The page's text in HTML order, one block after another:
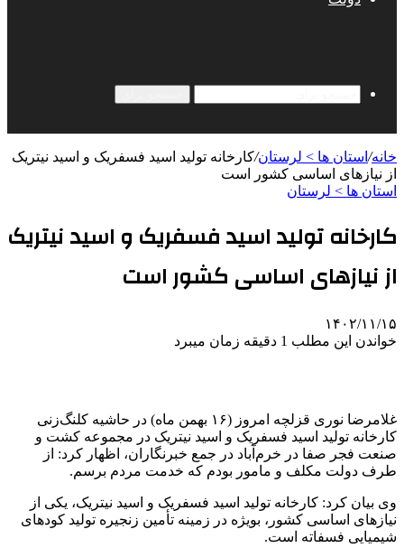
خانه/ استان ها > لرستان/کارخانه تولید اسید فسفریک و اسید نیتریک
از نیازهای اساسی کشور است
استان ها > لرستان
کارخانه تولید اسید فسفریک و اسید نیتریک
از نیازهای اساسی کشور است
۱۴۰۲/۱۱/۱۵
خواندن این مطلب 1 دقیقه زمان میبرد
غلامرضا نوری قزلچه امروز (۱۶ بهمن‌ ماه) در حاشیه کلنگ‌زنی
کارخانه تولید اسید فسفریک و اسید نیتریک در مجموعه کشت و
صنعت فجر صفا در خرم‌آباد در جمع خبرنگاران، اظهار کرد: از
طرف دولت مکلف و مامور بودم که خدمت مردم برسم.
وی بیان کرد: کارخانه تولید اسید فسفریک و اسید نیتریک، یکی از
نیازهای اساسی کشور، بویژه در زمینه تأمین زنجیره تولید کودهای
شیمیایی فسفاته است.